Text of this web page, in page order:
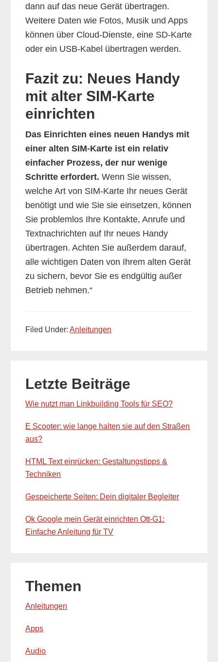
dann auf das neue Gerät übertragen.
Weitere Daten wie Fotos, Musik und Apps
können über Cloud-Dienste, eine SD-Karte
oder ein USB-Kabel übertragen werden.
Fazit zu: Neues Handy
mit alter SIM-Karte
einrichten
Das Einrichten eines neuen Handys mit
einer alten SIM-Karte ist ein relativ
einfacher Prozess, der nur wenige
Schritte erfordert. Wenn Sie wissen,
welche Art von SIM-Karte Ihr neues Gerät
benötigt und wie Sie sie einsetzen, können
Sie problemlos Ihre Kontakte, Anrufe und
Textnachrichten auf Ihr neues Handy
übertragen. Achten Sie außerdem darauf,
alle wichtigen Daten von Ihrem alten Gerät
zu sichern, bevor Sie es endgültig außer
Betrieb nehmen.“
Filed Under:Anleitungen
Sidebar
Letzte Beiträge
Wie nutzt man Linkbuilding Tools für SEO?
E Scooter: wie lange halten sie auf den Straßen
aus?
HTML Text einrücken: Gestaltungstipps &
Techniken
Gespeicherte Seiten: Dein digitaler Begleiter
Ok Google mein Gerät einrichten Ott-G1:
Einfache Anleitung für TV
Themen
Anleitungen
Apps
Audio